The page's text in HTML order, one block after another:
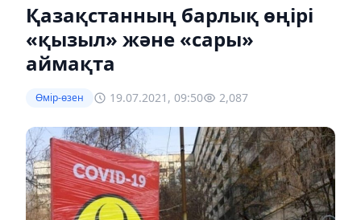
Қазақстанның барлық өңірі
«қызыл» және «сары»
аймақта
Өмір-өзен 19.07.2021, 09:50 2,087